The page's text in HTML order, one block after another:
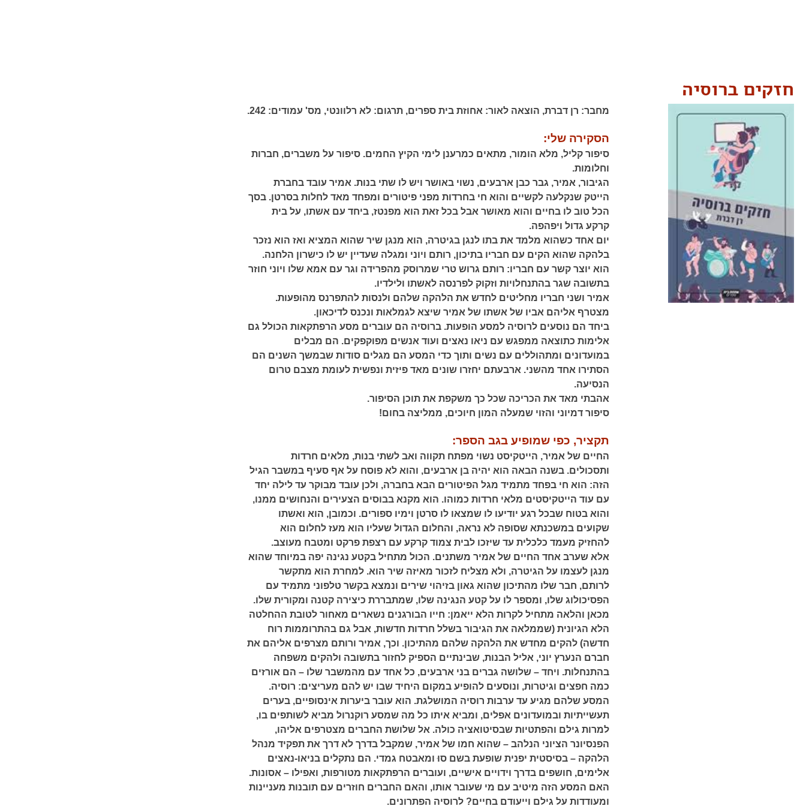
חזקים ברוסיה
מחבר: רן דברת, הוצאה לאור: אחוזת בית ספרים, תרגום: לא רלוונטי, מס' עמודים:
הסקירה שלי:
סיפור קליל, מלא הומור, מתאים כמרענן לימי הקיץ החמים. סיפור על משברים, חברות
וחלומות.
הגיבור, אמיר, גבר כבן ארבעים, נשוי באושר ויש לו שתי בנות. אמיר עובד בחברת
הייטק שנקלעה לקשיים והוא חי בחרדות מפני פיטורים ומפחד מאד לחלות בסרטן. בסך
הכל טוב לו בחיים והוא מאושר אבל בכל זאת הוא מפנטז, ביחד עם אשתו, על בית
קרקע גדול ויפהפה.
יום אחד כשהוא מלמד את בתו לנגן בגיטרה, הוא מנגן שיר שהוא המציא ואז הוא נזכר
בלהקה שהוא הקים עם חבריו בתיכון, רותם ויוני ומגלה שעדיין יש לו כישרון הלחנה.
הוא יוצר קשר עם חבריו: רותם גרוש טרי שמרוסק מהפרידה וגר עם אמא שלו ויוני חוזר
בתשובה שגר בהתנחלויות וזקוק לפרנסה לאשתו ולילדיו.
אמיר ושני חבריו מחליטים לחדש את הלהקה שלהם ולנסות להתפרנס מהופעות.
מצטרף אליהם אביו של אשתו של אמיר שיצא לגמלאות ונכנס לדיכאון.
ביחד הם נוסעים לרוסיה למסע הופעות. ברוסיה הם עוברים מסע הרפתקאות הכולל גם
אלימות כתוצאה ממפגש עם ניאו נאצים ועוד אנשים מפוקפקים. הם מבלים
במועדונים ומתהוללים עם נשים ותוך כדי המסע הם מגלים סודות שבמשך השנים הם
הסתירו אחד מהשני. ארבעתם יחזרו שונים מאד פיזית ונפשית לעומת מצבם טרום
הנסיעה.
אהבתי מאד את הכריכה שכל כך משקפת את תוכן הסיפור.
סיפור דמיוני והזוי שמעלה המון חיוכים, ממליצה בחום!
תקציר, כפי שמופיע בגב הספר:
החיים של אמיר, הייטקיסט נשוי מפתח תקווה ואב לשתי בנות, מלאים חרדות
ותסכולים. בשנה הבאה הוא יהיה בן ארבעים, והוא לא פוסח על אף סעיף במשבר הגיל
הזה: הוא חי בפחד מתמיד מגל הפיטורים הבא בחברה, ולכן עובד מבוקר עד לילה יחד
עם עוד הייטקיסטים מלאי חרדות כמוהו. הוא מקנא בבוסים הצעירים והנחושים ממנו,
והוא בטוח שבכל רגע יודיעו לו שמצאו לו סרטן וימיו ספורים. וכמובן, הוא ואשתו
שקועים במשכנתא שסופה לא נראה, והחלום הגדול שעליו הוא מעז לחלום הוא
להחזיק מעמד כלכלית עד שיזכו לבית צמוד קרקע עם רצפת פרקט ומטבח מעוצב.
אלא שערב אחד החיים של אמיר משתנים. הכול מתחיל בקטע נגינה יפה במיוחד שהוא
מנגן לעצמו על הגיטרה, ולא מצליח לזכור מאיזה שיר הוא. למחרת הוא מתקשר
לרותם, חבר שלו מהתיכון שהוא גאון בזיהוי שירים ונמצא בקשר טלפוני מתמיד עם
הפסיכולוג שלו, ומספר לו על קטע הנגינה שלו, שמתבררת כיצירה קטנה ומקורית שלו.
מכאן והלאה מתחיל לקרות הלא ייאמן: חייו הבורגנים נשארים מאחור לטובת ההחלטה
הלא הגיונית (שממלאה את הגיבור בשלל חרדות חדשות, אבל גם בהתרוממות רוח
חדשה) להקים מחדש את הלהקה שלהם מהתיכון. וכך, אמיר ורותם מצרפים אליהם את
חברם הנערץ יוני, אליל הבנות, שבינתיים הספיק לחזור בתשובה ולהקים משפחה
בהתנחלות. ויחד – שלושה גברים בני ארבעים, כל אחד עם מהמשבר שלו – הם אורזים
כמה חפצים וגיטרות, ונוסעים להופיע במקום היחיד שבו יש להם מעריצים: רוסיה.
המסע שלהם מגיע עד ערבות רוסיה המושלגת. הוא עובר ביערות אינסופיים, בערים
תעשייתיות ובמועדונים אפלים, ומביא איתו כל מה שמסע רוקנרול מביא לשותפים בו,
למרות גילם והפתטיות שבסיטואציה כולה. אל שלושת החברים מצטרפים אליהו,
הפנסיונר הציוני הנלהב – שהוא חמו של אמיר, שמקבל בדרך לא דרך את תפקיד מנהל
הלהקה – בסיסטית יפנית שופעת בשם סוּ ומאבטח גמדי. הם נתקלים בניאו-נאצים
אלימים, חושפים בדרך וידויים אישיים, ועוברים הרפתקאות מטורפות, ואפילו – אסונות.
האם המסע הזה מיטיב עם מי שעובר אותו, והאם החברים חוזרים עם תובנות מעניינות
ומעודדות על גילם וייעודם בחיים? לרוסיה הפתרונים.